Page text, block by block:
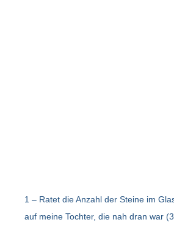
1 – Ratet die Anzahl der Steine im
auf meine Tochter, die nah dran war